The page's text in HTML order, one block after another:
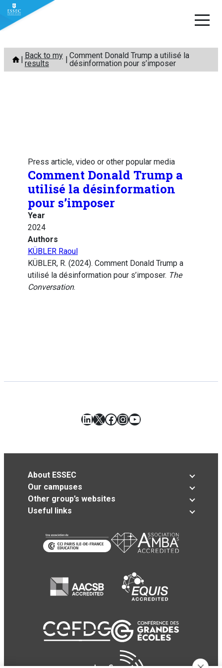
Skip
content
Back to my
results
Comment Donald Trump a utilisé la
désinformation pour s’imposer
Press article, video or other popular media
Comment Donald Trump a
utilisé la désinformation
pour s’imposer
Year
2024
Authors
KÜBLER Raoul
KÜBLER, R. (2024). Comment Donald Trump a
utilisé la désinformation pour s’imposer. The
Conversation.
LinkedIn
X Facebook
Instagram
YouTube
About ESSEC
Our campuses
Other group’s websites
Useful links